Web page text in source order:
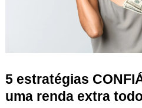
5 estratégias
uma renda extra